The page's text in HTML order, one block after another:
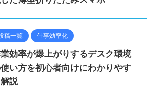
稿一覧 仕事効率化
効率が爆上がりするデスク環境
い方を初心者向けにわかりやす
解説